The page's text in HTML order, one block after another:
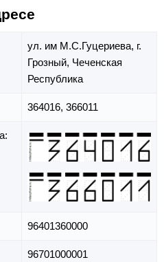
ул. им М.С.Гуцериева, г.
Грозный, Чеченская
Республика
364016, 366011
96401360000
96701000001